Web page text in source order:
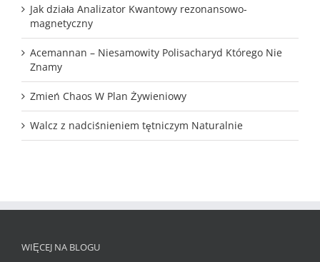
Jak działa Analizator Kwantowy rezonansowo-
magnetyczny
Acemannan – Niesamowity Polisacharyd Którego Nie
Znamy
Zmień Chaos W Plan Żywieniowy
Walcz z nadciśnieniem tętniczym Naturalnie
WIĘCEJ NA BLOGU